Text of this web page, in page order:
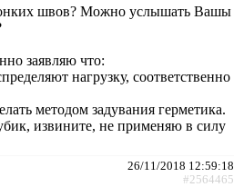
швов? Можно услышать Вашы
заявляю что:
нагрузку, соответственно
методом задувания герметика.
извините, не применяю в силу
26/11/2018 12:59:18
#2564465